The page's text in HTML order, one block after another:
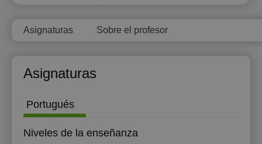
Asignaturas Sobre el profesor
Asignaturas
Portugués
Niveles de la enseñanza